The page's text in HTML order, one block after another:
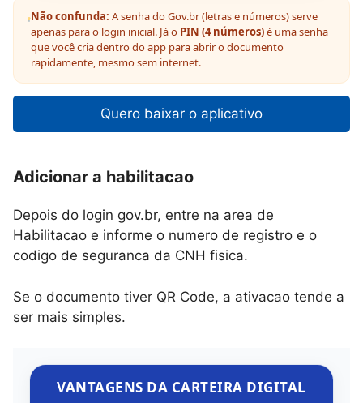
Não confunda: A senha do Gov.br (letras e números) serve
apenas para o login inicial. Já o PIN (4 números)é uma senha
que você cria dentro do app para abrir o documento
rapidamente, mesmo sem internet.
Quero baixar o aplicativo
Adicionar a habilitacao
Depois do login gov.br, entre na area de
Habilitacao e informe o numero de registro e o
codigo de seguranca da CNH fisica.
Se o documento tiver QR Code, a ativacao tende a
ser mais simples.
VANTAGENS DA CARTEIRA DIGITAL